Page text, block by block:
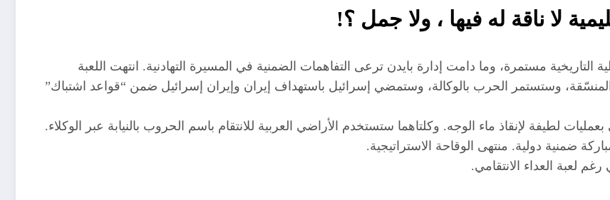
لا ناقة له فيها ، ولا جمل ؟!
التاريخية مستمرة، وما دامت إدارة بايدن ترعى التفاهمات الضمنية في المسيرة التهادنية. انتهت اللعبة
وستستمر الحرب بالوكالة، وستمضي إسرائيل باستهداف إيران وإيران إسرائيل ضمن “قواعد اشتباك”
لطيفة لإنقاذ ماء الوجه. وكلتاهما ستستخدم الأراضي العربية للانتقام باسم الحروب بالنيابة عبر الوكلاء.
ضمنية دولية. منتهى الوقاحة الاستراتيجية.
لعبة العداء الانتقامي.